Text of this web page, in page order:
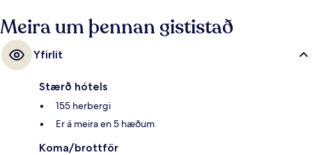
Meira um þennan gististað
Yfirlit
Stærð hótels
155 herbergi
Er á meira en 5 hæðum
Koma/brottför